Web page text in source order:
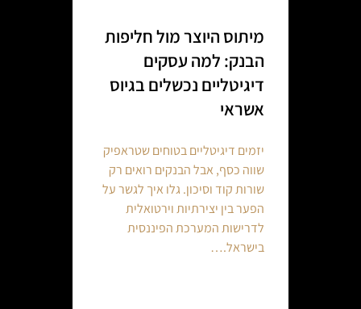
מיתוס היוצר מול חליפות
הבנק: למה עסקים
דיגיטליים נכשלים בגיוס
אשראי
יזמים דיגיטליים בטוחים שטראפיק
שווה כסף, אבל הבנקים רואים רק
שורות קוד וסיכון. גלו איך לגשר על
הפער בין יצירתיות וירטואלית
לדרישות המערכת הפיננסית
בישראל.…